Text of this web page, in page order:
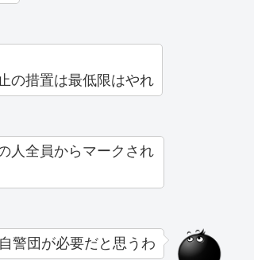
の措置は最低限はやれ
人全員からマークされ
警団が必要だと思うわ